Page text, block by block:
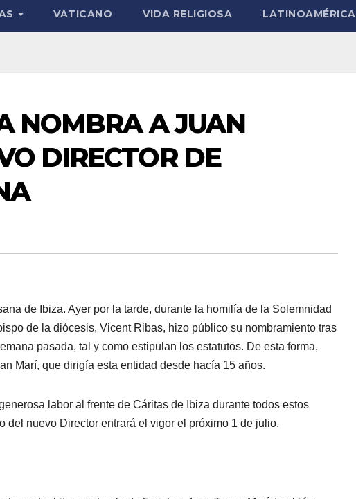
VATICANO VIDA RELIGIOSA LATINOAMÉRICA
NOMBRA A JUAN
DIRECTOR DE
de Ibiza. Ayer por la tarde, durante la homilía de la Solemnidad
de la diócesis, Vicent Ribas, hizo público su nombramiento tras
pasada, tal y como estipulan los estatutos. De esta forma,
Marí, que dirigía esta entidad desde hacía 15 años.
labor al frente de Cáritas de Ibiza durante todos estos
del nuevo Director entrará el vigor el próximo 1 de julio.